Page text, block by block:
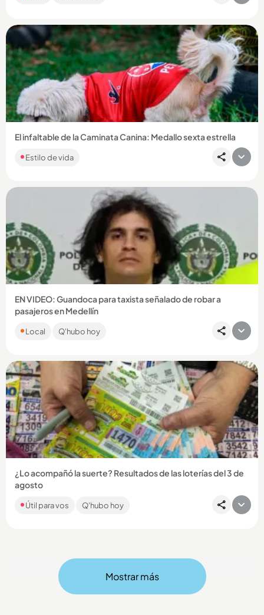
Compartir Noticia
El infaltable de la Caminata Canina: Medallo sexta estrella
Estilo de vida
Compartir Noticia
EN VIDEO: Guandoca para taxista señalado de robar a
pasajeros en Medellín
Juan Camilo Marulanda Valencia, de 34 años, es sindicado de
hurtar a cinco personas en diciembre de 2025....
Local Q'hubo hoy
Compartir Noticia
¿Lo acompañó la suerte? Resultados de las loterías del 3 de
agosto
Como cada día, en Q’HUBO le traemos los resultados de los
chances y loterías que jugaron en el país. Si es apostador,
Útil para vos Q'hubo hoy
Mostrar más